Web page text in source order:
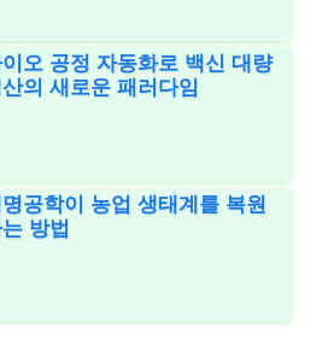
오 공정 자동화로 백신 대량
의 새로운 패러다임
공학이 농업 생태계를 복원
방법